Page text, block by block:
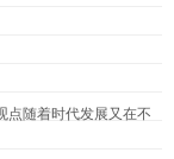
点随着时代发展又在不